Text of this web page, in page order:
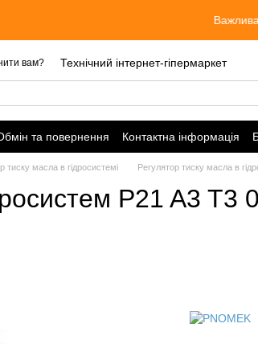
Важлива
вам? Технічний інтернет-гіпермаркет
та повернення Контактна інформація
тиску масла в гідросистемі Регулятор тиску масла в
P21 A3 T3